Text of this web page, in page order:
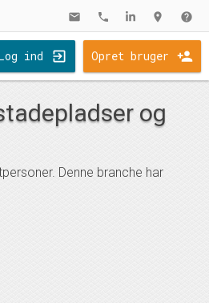
mail phone location_on help
ind Opret bruger
og
Denne branche har